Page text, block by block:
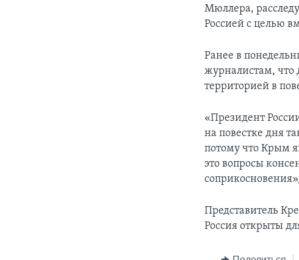
Мюллера,
Россией с целью
Ранее в
журналистам, что
территорией в
«Президент
на повестке дня
потому что Крым
это вопросы
Представитель
Россия открыты